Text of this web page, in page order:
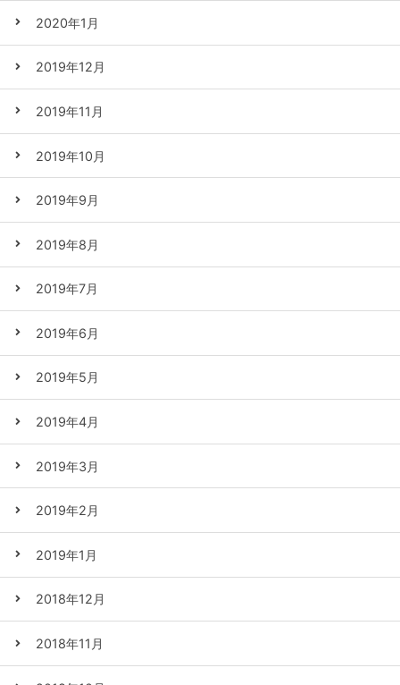
2020年1月
2019年12月
2019年11月
2019年10月
2019年9月
2019年8月
2019年7月
2019年6月
2019年5月
2019年4月
2019年3月
2019年2月
2019年1月
2018年12月
2018年11月